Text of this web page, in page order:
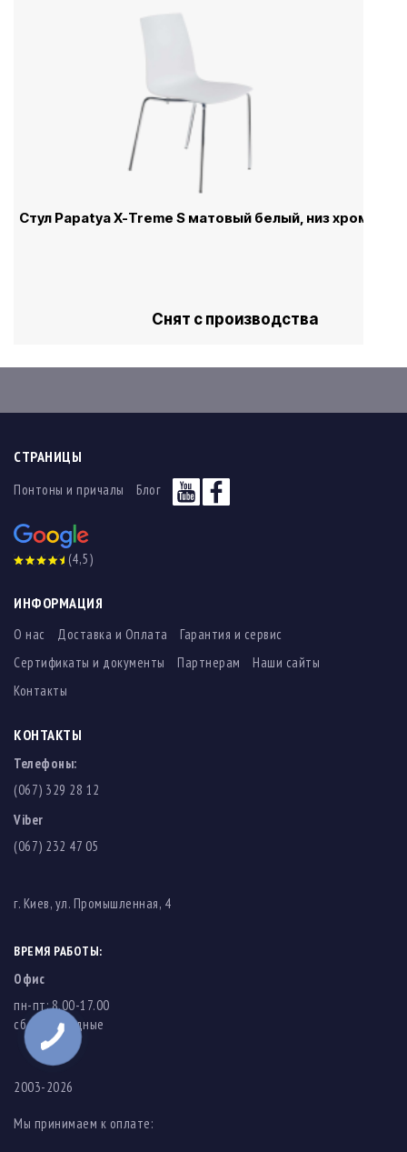
Стул Papatya X-Treme S матовый белый, низ хром
Снят с производства
СТРАНИЦЫ
Понтоны и причалы Блог
(4,5)
ИНФОРМАЦИЯ
О нас Доставка и Оплата
Гарантия и сервис
Сертификаты и документы
Партнерам
Наши сайты
Контакты
КОНТАКТЫ
Телефоны:
(067) 329 28 12
Viber
(067) 232 47 05
г. Киев, ул. Промышленная, 4
ВРЕМЯ РАБОТЫ:
Офис
пн-пт: 8.00-17.00
cб-вс: выходные
2003-2026
Мы принимаем к оплате: